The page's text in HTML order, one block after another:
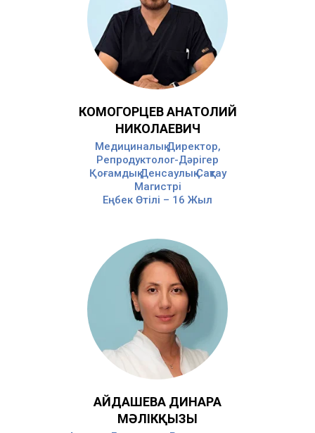
КОМОГОРЦЕВ АНАТОЛИЙ
НИКОЛАЕВИЧ
Медициналық Директор,
Репродуктолог-Дәрігер
Қоғамдық Денсаулық Сақтау
Магистрі
Еңбек Өтілі – 16 Жыл
АЙДАШЕВА ДИНАРА
МӘЛІКҚЫЗЫ